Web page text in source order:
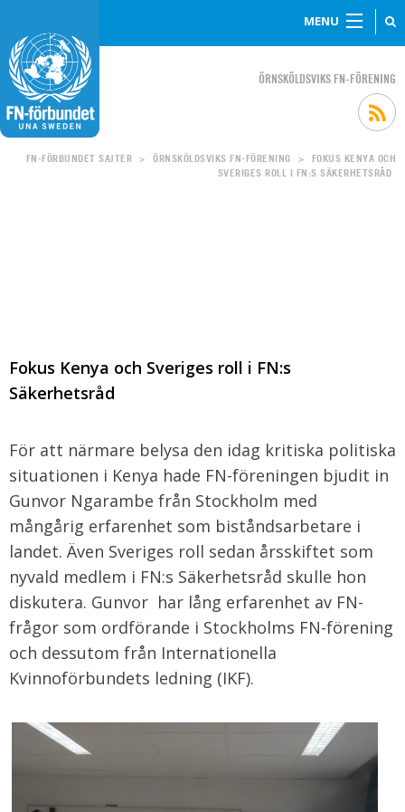
MENU
ÖRNSKÖLDSVIKS FN-FÖRENING
FN-FÖRBUNDET SAJTER > ÖRNSKÖLDSVIKS FN-FÖRENING >
FOKUS KENYA OCH
SVERIGES ROLL I FN:S SÄKERHETSRÅD
Fokus Kenya och Sveriges roll i FN:s
Säkerhetsråd
För att närmare belysa den idag kritiska politiska
situationen i Kenya hade FN-föreningen bjudit in
Gunvor Ngarambe från Stockholm med
mångårig erfarenhet som biståndsarbetare i
landet. Även Sveriges roll sedan årsskiftet som
nyvald medlem i FN:s Säkerhetsråd skulle hon
diskutera. Gunvor har lång erfarenhet av FN-
frågor som ordförande i Stockholms FN-förening
och dessutom från Internationella
Kvinnoförbundets ledning (IKF).